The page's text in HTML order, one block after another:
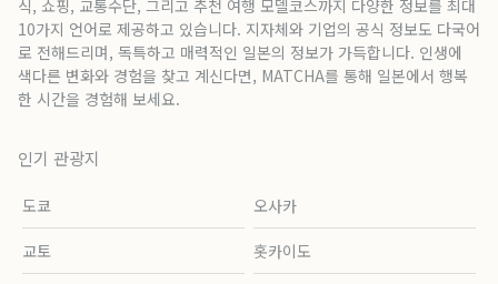
식, 쇼핑, 교통수단, 그리고 추천 여행 모델코스까지 다양한 정보를 최대
10가지 언어로 제공하고 있습니다. 지자체와 기업의 공식 정보도 다국어
로 전해드리며, 독특하고 매력적인 일본의 정보가 가득합니다. 인생에
색다른 변화와 경험을 찾고 계신다면, MATCHA를 통해 일본에서 행복
한 시간을 경험해 보세요.
인기 관광지
도쿄 오사카
교토 홋카이도